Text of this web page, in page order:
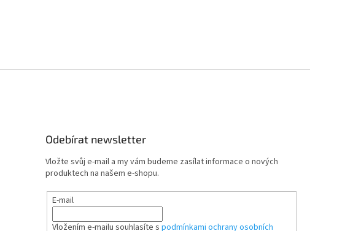
Odebírat newsletter
Vložte svůj e-mail a my vám budeme zasílat informace o nových
produktech na našem e-shopu.
E-mail
Vložením e-mailu souhlasíte spodmínkami ochrany osobních